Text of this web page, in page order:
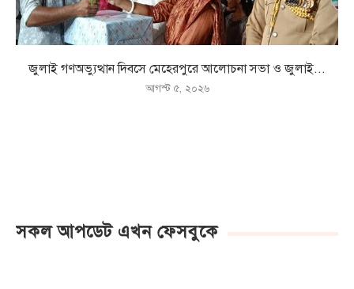
জুলাই গণঅভ্যুত্থান দিবসে মেহেরপুরে আলোচনা সভা ও জুলাই...
আগস্ট ৫, ২০২৬
সকল আপডেট এখন ফেসবুকে